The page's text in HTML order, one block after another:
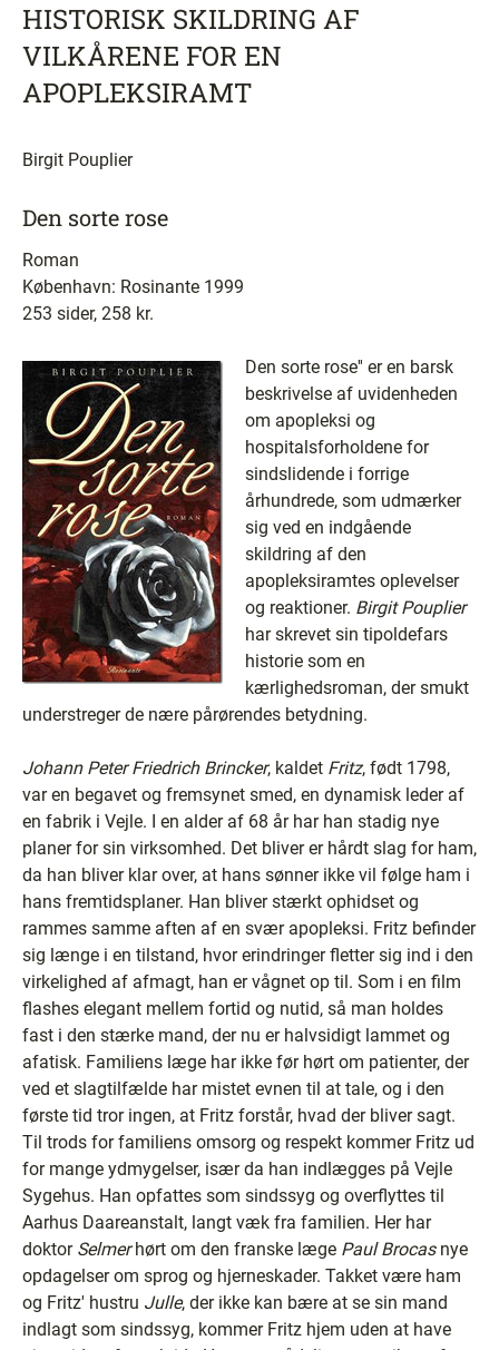
HISTORISK SKILDRING AF
VILKÅRENE FOR EN
APOPLEKSIRAMT
Birgit Pouplier
Den sorte rose
Roman
København: Rosinante 1999
253 sider, 258 kr.
Den sorte rose'' er en barsk
beskrivelse af uvidenheden
om apopleksi og
hospitalsforholdene for
sindslidende i forrige
århundrede, som udmærker
sig ved en indgående
skildring af den
apopleksiramtes oplevelser
og reaktioner. Birgit Pouplier
har skrevet sin tipoldefars
historie som en
kærlighedsroman, der smukt
understreger de nære pårørendes betydning.
Johann Peter Friedrich Brincker, kaldet Fritz, født 1798,
var en begavet og fremsynet smed, en dynamisk leder af
en fabrik i Vejle. I en alder af 68 år har han stadig nye
planer for sin virksomhed. Det bliver er hårdt slag for ham,
da han bliver klar over, at hans sønner ikke vil følge ham i
hans fremtidsplaner. Han bliver stærkt ophidset og
rammes samme aften af en svær apopleksi. Fritz befinder
sig længe i en tilstand, hvor erindringer fletter sig ind i den
virkelighed af afmagt, han er vågnet op til. Som i en film
flashes elegant mellem fortid og nutid, så man holdes
fast i den stærke mand, der nu er halvsidigt lammet og
afatisk. Familiens læge har ikke før hørt om patienter, der
ved et slagtilfælde har mistet evnen til at tale, og i den
første tid tror ingen, at Fritz forstår, hvad der bliver sagt.
Til trods for familiens omsorg og respekt kommer Fritz ud
for mange ydmygelser, især da han indlægges på Vejle
Sygehus. Han opfattes som sindssyg og overflyttes til
Aarhus Daareanstalt, langt væk fra familien. Her har
doktor Selmerhørt om den franske læge Paul Brocasnye
opdagelser om sprog og hjerneskader. Takket være ham
og Fritz' hustru Julle, der ikke kan bære at se sin mand
indlagt som sindssyg, kommer Fritz hjem uden at have